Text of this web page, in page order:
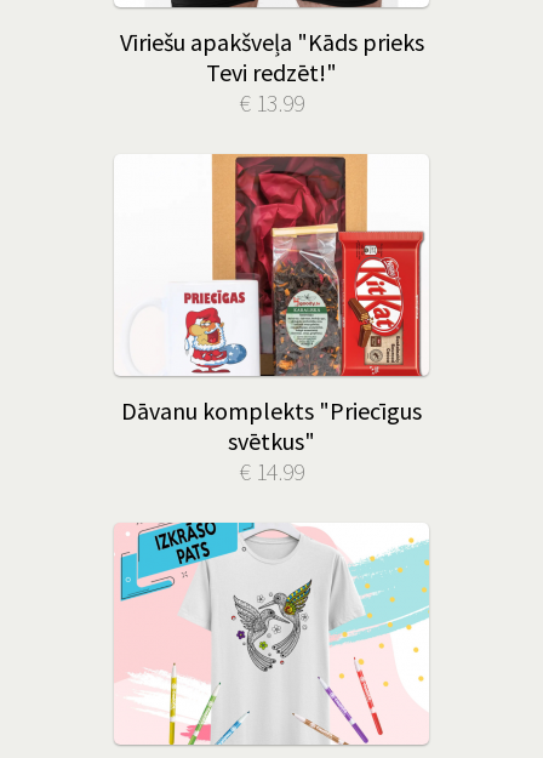
Vīriešu apakšveļa "Kāds prieks
Tevi redzēt!"
€ 13.99
Dāvanu komplekts "Priecīgus
svētkus"
€ 14.99